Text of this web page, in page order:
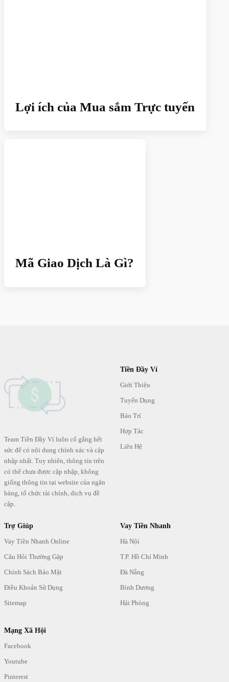
Lợi ích của Mua sắm Trực tuyến
Mã Giao Dịch Là Gì?
Team Tiền Đầy Ví luôn cố gắng hết
sức để có nội dung chính xác và cập
nhập nhất. Tuy nhiên, thông tin trên
có thể chưa được cập nhập, không
giống thông tin tại website của ngân
hàng, tổ chức tài chính, dịch vụ đề
cập.
Tiền Đầy Ví
Giới Thiệu
Tuyển Dụng
Báo Trí
Hợp Tác
Liên Hệ
Trợ Giúp
Vay Tiền Nhanh Online
Câu Hỏi Thường Gặp
Chính Sách Bảo Mật
Điều Khoản Sử Dụng
Sitemap
Vay Tiền Nhanh
Hà Nội
T.P. Hồ Chí Minh
Đà Nẵng
Bình Dương
Hải Phòng
Mạng Xã Hội
Facebook
Youtube
Pinterest